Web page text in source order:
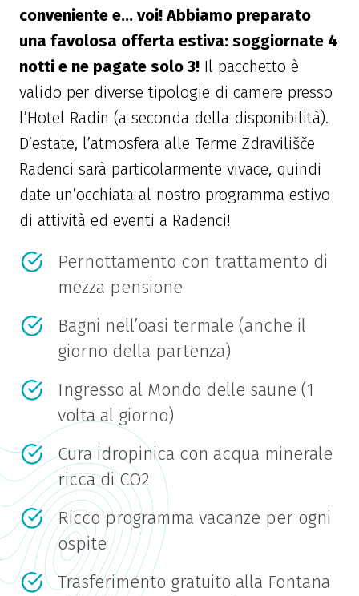
conveniente e… voi! Abbiamo preparato
una favolosa offerta estiva: soggiornate 4
notti e ne pagate solo 3! Il pacchetto è
valido per diverse tipologie di camere presso
l’Hotel Radin (a seconda della disponibilità).
D’estate, l’atmosfera alle Terme Zdravilišče
Radenci sarà particolarmente vivace, quindi
date un’occhiata al nostro programma estivo
di attività ed eventi a Radenci!
Pernottamento con trattamento di
mezza pensione
Bagni nell’oasi termale (anche il
giorno della partenza)
Ingresso al Mondo delle saune (1
volta al giorno)
Cura idropinica con acqua minerale
ricca di CO2
Ricco programma vacanze per ogni
ospite
Trasferimento gratuito alla Fontana